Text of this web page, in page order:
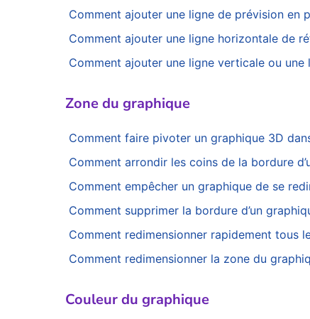
Comment ajouter une ligne de prévision en
Comment ajouter une ligne horizontale de
Comment ajouter une ligne verticale ou
Zone du graphique
Comment faire pivoter un graphique 3D
Comment arrondir les coins de la bordure
Comment empêcher un graphique de se
Comment supprimer la bordure d’un
Comment redimensionner rapidement tous
Comment redimensionner la zone du
Couleur du graphique